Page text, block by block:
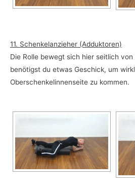
11. Schenkelanzieher (Adduktoren)
Die Rolle bewegt sich hier seitlich
benötigst du etwas Geschick, um
Oberschenkelinnenseite zu kommen.